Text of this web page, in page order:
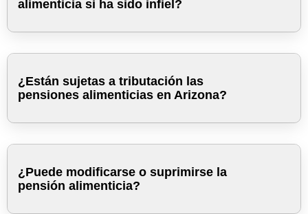
pareja, lo que ha aumentado la capacidad de obtener
Tiene unos ingresos significativamente más bajos o ha
para beneficiar a su cónyuge.
alimenticia si ha sido infiel?
¿Están sujetas a tributación las
pensiones alimenticias en Arizona?
¿Puede modificarse o suprimirse la
pensión alimenticia?